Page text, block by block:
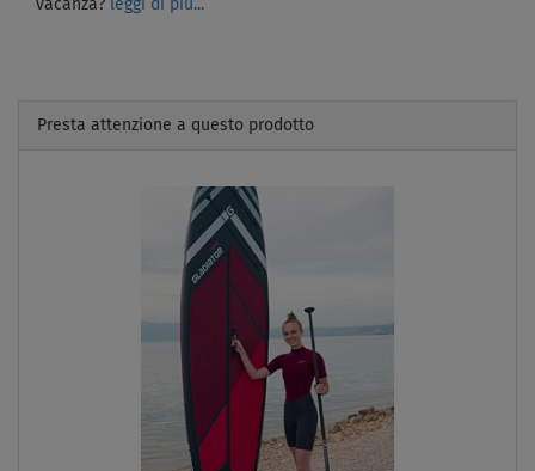
vacanza? leggi di più...
Presta attenzione a questo prodotto